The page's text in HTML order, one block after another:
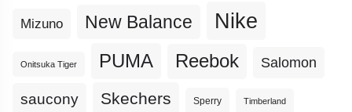
Mizuno New Balance Nike
Onitsuka Tiger PUMA Reebok Salomon
saucony Skechers Sperry Timberland